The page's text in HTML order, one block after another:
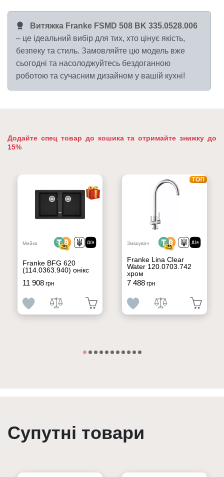
Витяжка Franke FSMD 508 BK 335.0528.006
– це ідеальний вибір для тих, хто цінує якість,
безпеку та стиль. Замовляйте цю модель вже
сьогодні та насолоджуйтесь бездоганною
роботою та сучасним дизайном у вашій кухні!
Додайте спец товар до кошика та отримайте знижку до
15%
Мийка
Franke BFG 620
(114.0363.940) онікс
11 908грн
Змішувач
Franke Lina Clear
Water 120.0703.742
хром
7 488грн
Супутні товари